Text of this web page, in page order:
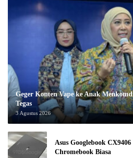
Geger Konten Vape ke Anak
Tegas
3 Agustus 2026
Asus Googlebook
Chromebook Biasa